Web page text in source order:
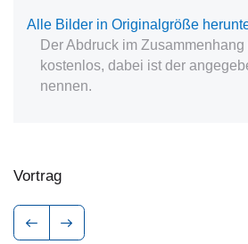
Alle Bilder in Originalgröße
Der Abdruck im
kostenlos, dabei ist der
nennen.
Vortrag